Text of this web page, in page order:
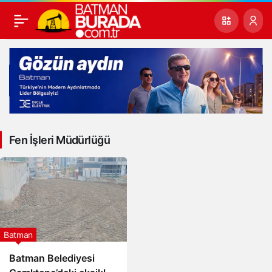
Fen İşleri Müdürlüğü
Batman Belediyesi
Batman